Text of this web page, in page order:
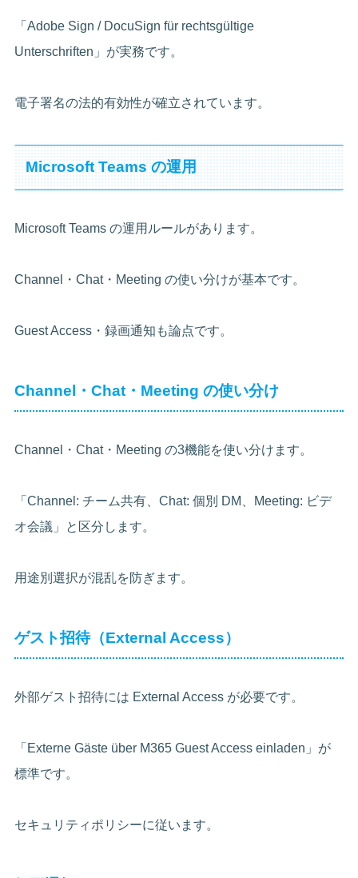
「Adobe Sign / DocuSign für rechtsgültige
Unterschriften」が実務です。
電子署名の法的有効性が確立されています。
Microsoft Teams の運用
Microsoft Teams の運用ルールがあります。
Channel・Chat・Meeting の使い分けが基本です。
Guest Access・録画通知も論点です。
Channel・Chat・Meeting の使い分け
Channel・Chat・Meeting の3機能を使い分けます。
「Channel: チーム共有、Chat: 個別 DM、Meeting: ビデ
オ会議」と区分します。
用途別選択が混乱を防ぎます。
ゲスト招待（External Access）
外部ゲスト招待には External Access が必要です。
「Externe Gäste über M365 Guest Access einladen」が
標準です。
セキュリティポリシーに従います。